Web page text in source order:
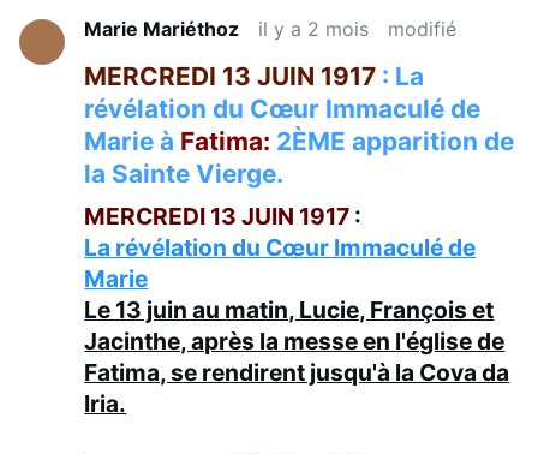
Marie Mariéthoz il y a 2 mois modifié
MERCREDI 13 JUIN 1917 : La
révélation du Cœur Immaculé de
Marie à Fatima: 2ÈME apparition de
la Sainte Vierge.
MERCREDI 13 JUIN 1917 :
La révélation du Cœur Immaculé de
Marie
Le 13 juin au matin, Lucie, François et
Jacinthe, après la messe en l'église de
Fatima, se rendirent jusqu'à la Cova da
Iria.